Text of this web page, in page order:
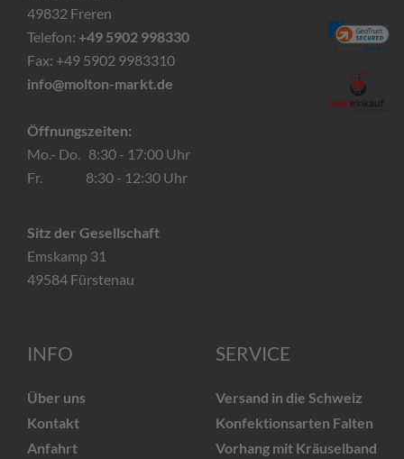
49832 Freren
Telefon: +49 5902 998330
Fax: +49 5902 9983310
info@molton-markt.de
Öffnungszeiten:
Mo.- Do. 8:30 - 17:00 Uhr
Fr. 8:30 - 12:30 Uhr
Sitz der Gesellschaft
Emskamp 31
49584 Fürstenau
INFO
Über uns
Kontakt
Anfahrt
SERVICE
Versand in die Schweiz
Konfektionsarten Falten
Vorhang mit Kräuselband